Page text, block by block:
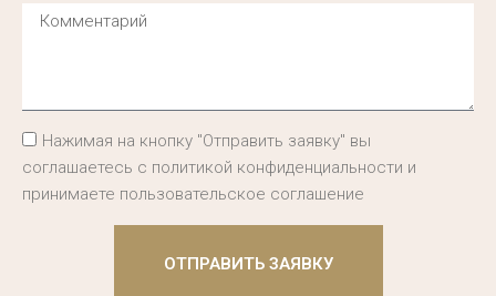
Нажимая на кнопку "Отправить заявку" вы
соглашаетесь с политикой конфиденциальности и
принимаете пользовательское соглашение
ОТПРАВИТЬ ЗАЯВКУ